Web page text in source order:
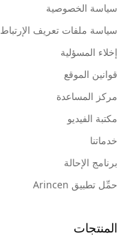
سياسة الخصوصية
سياسة ملفات تعريف الإرتباط
إخلاء المسؤلية
قوانين الموقع
مركز المساعدة
مكتبة الفيديو
خدماتنا
برنامج الإحالة
حمِّل تطبيق Arincen
المنتجات